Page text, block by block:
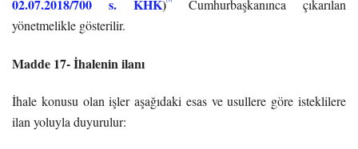
02.07.2018/700 s. KHK)
Cumhurbaşkanınca çıkarılan
yönetmelikle gösterilir.
Madde 17- İhalenin ilanı
İhale konusu olan işler aşağıdaki esas ve usullere göre isteklilere
ilan yoluyla duyurulur: